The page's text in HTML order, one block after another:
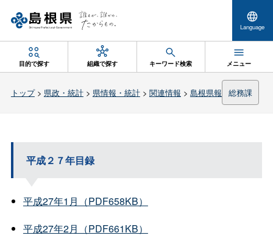
Language
目的で探す 組織で探す キーワード検索 メニュー
トップ> 県政・統計> 県情報・統計> 関連情報 > 島根県報 総務課
平成２７年目録
平成27年1月（PDF658KB）
平成27年2月（PDF661KB）